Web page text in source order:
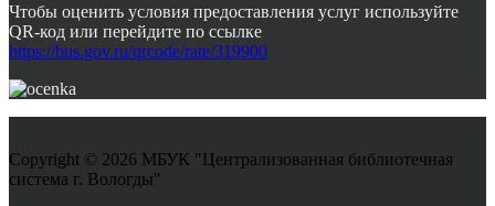
Чтобы оценить условия предоставления услуг используйте
QR-код или перейдите по ссылке
https://bus.gov.ru/qrcode/rate/319900
Copyright © 2026 МБУК "Централизованная библиотечная
система г. Вологды"